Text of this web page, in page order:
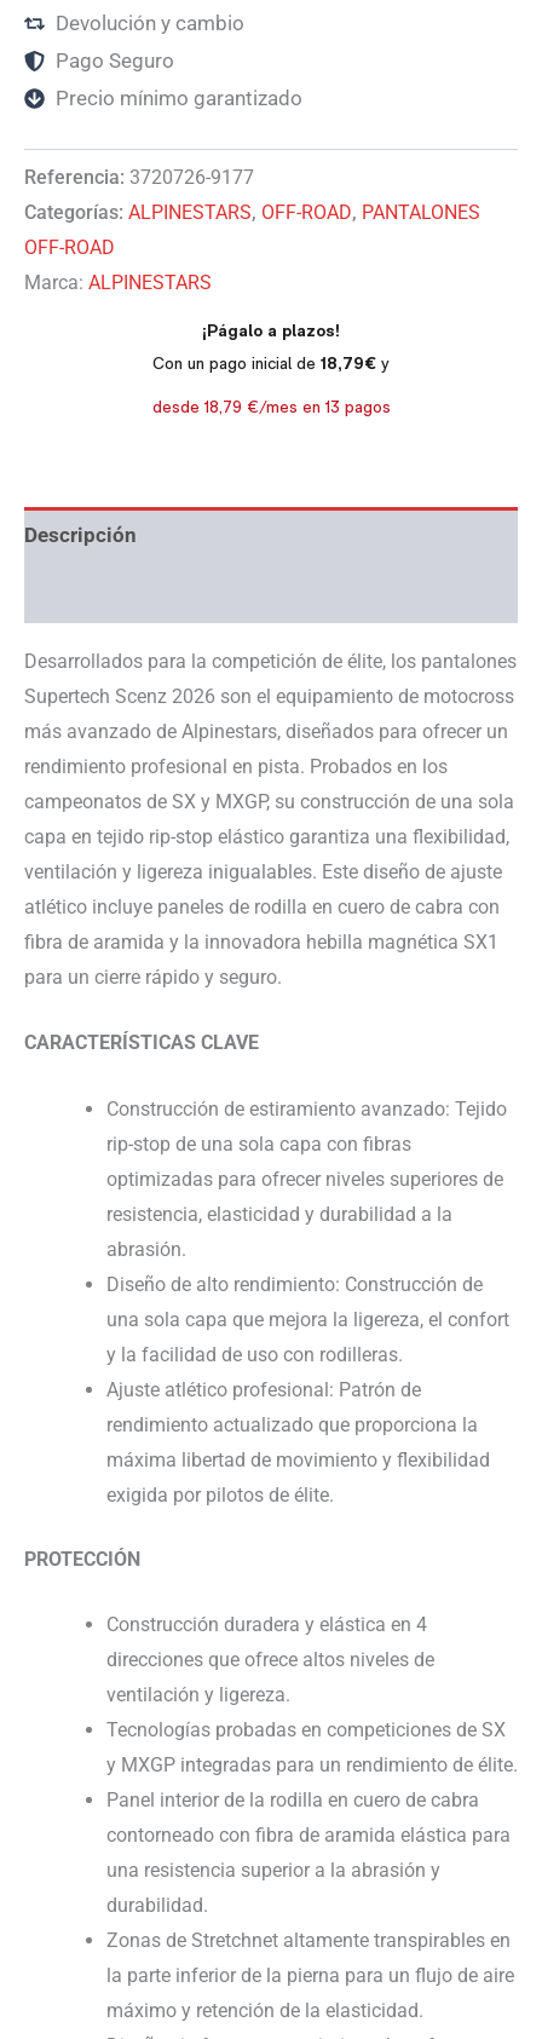
Devolución y cambio
Pago Seguro
Precio mínimo garantizado
Referencia: 3720726-9177
Categorías: ALPINESTARS, OFF-ROAD, PANTALONES
OFF-ROAD
Marca: ALPINESTARS
Descripción
Desarrollados para la competición de élite, los pantalones
Supertech Scenz 2026 son el equipamiento de motocross
más avanzado de Alpinestars, diseñados para ofrecer un
rendimiento profesional en pista. Probados en los
campeonatos de SX y MXGP, su construcción de una sola
capa en tejido rip-stop elástico garantiza una flexibilidad,
ventilación y ligereza inigualables. Este diseño de ajuste
atlético incluye paneles de rodilla en cuero de cabra con
fibra de aramida y la innovadora hebilla magnética SX1
para un cierre rápido y seguro.
CARACTERÍSTICAS CLAVE
Construcción de estiramiento avanzado: Tejido
rip-stop de una sola capa con fibras
optimizadas para ofrecer niveles superiores de
resistencia, elasticidad y durabilidad a la
abrasión.
Diseño de alto rendimiento: Construcción de
una sola capa que mejora la ligereza, el confort
y la facilidad de uso con rodilleras.
Ajuste atlético profesional: Patrón de
rendimiento actualizado que proporciona la
máxima libertad de movimiento y flexibilidad
exigida por pilotos de élite.
PROTECCIÓN
Construcción duradera y elástica en 4
direcciones que ofrece altos niveles de
ventilación y ligereza.
Tecnologías probadas en competiciones de SX
y MXGP integradas para un rendimiento de élite.
Panel interior de la rodilla en cuero de cabra
contorneado con fibra de aramida elástica para
una resistencia superior a la abrasión y
durabilidad.
Zonas de Stretchnet altamente transpirables en
la parte inferior de la pierna para un flujo de aire
máximo y retención de la elasticidad.